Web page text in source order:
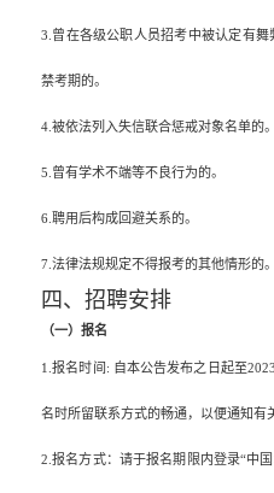
3. 曾在各级公职人员招考中被认定有
禁考期的。
4.被依法列入失信联合惩戒对象名单的。
5. 曾有学术不端等不良行为的。
6.聘用后构成回避关系的。
7.法律法规规定不得报考的其他情形的。
四、招聘安排
（一）报名
1.报名时间: 自本公告发布之日起至2023
名时所留联系方式的畅通，以便通知有
2.报名方式：请于报名期限内登录“中